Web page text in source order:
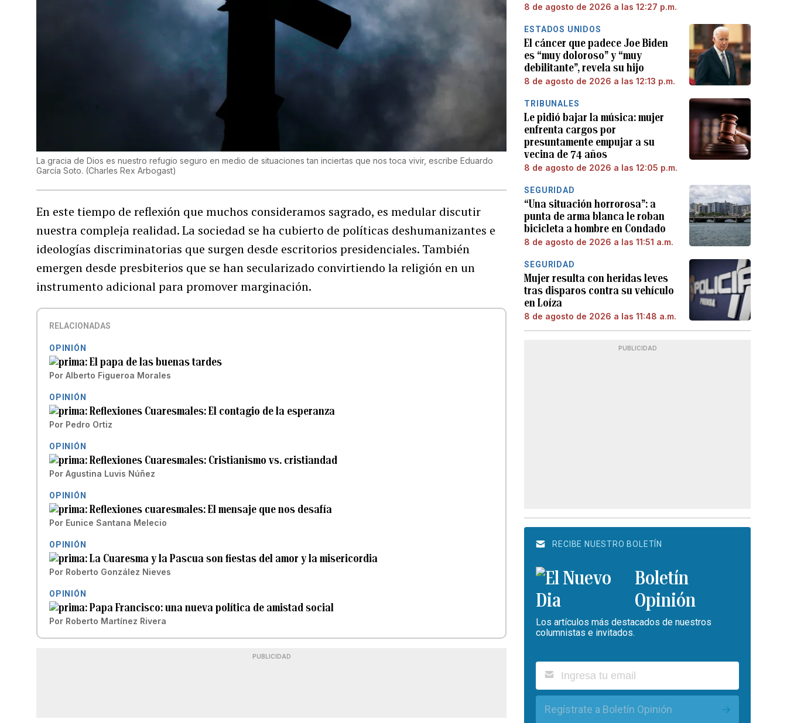
La gracia de Dios es nuestro refugio seguro en medio de situaciones tan inciertas que nos toca vivir, escribe Eduardo
García Soto. (Charles Rex Arbogast)
En este tiempo de reflexión que muchos consideramos sagrado, es medular discutir
nuestra compleja realidad. La sociedad se ha cubierto de políticas deshumanizantes e
ideologías discriminatorias que surgen desde escritorios presidenciales. También
emergen desde presbiterios que se han secularizado convirtiendo la religión en un
instrumento adicional para promover marginación.
RELACIONADAS
OPINIÓN
El papa de las buenas tardes
Por Alberto Figueroa Morales
OPINIÓN
Reflexiones Cuaresmales: El contagio de la esperanza
Por Pedro Ortiz
OPINIÓN
Reflexiones Cuaresmales: Cristianismo vs. cristiandad
Por Agustina Luvis Núñez
OPINIÓN
Reflexiones cuaresmales: El mensaje que nos desafía
Por Eunice Santana Melecio
OPINIÓN
La Cuaresma y la Pascua son fiestas del amor y la misericordia
Por Roberto González Nieves
OPINIÓN
Papa Francisco: una nueva política de amistad social
Por Roberto Martínez Rivera
PUBLICIDAD
8 de agosto de 2026 a las 12:27 p.m.
ESTADOS UNIDOS
El cáncer que padece Joe Biden
es “muy doloroso” y “muy
debilitante”, revela su hijo
8 de agosto de 2026 a las 12:13 p.m.
TRIBUNALES
Le pidió bajar la música: mujer
enfrenta cargos por
presuntamente empujar a su
vecina de 74 años
8 de agosto de 2026 a las 12:05 p.m.
SEGURIDAD
“Una situación horrorosa”: a
punta de arma blanca le roban
bicicleta a hombre en Condado
8 de agosto de 2026 a las 11:51 a.m.
SEGURIDAD
Mujer resulta con heridas leves
tras disparos contra su vehículo
en Loíza
8 de agosto de 2026 a las 11:48 a.m.
PUBLICIDAD
RECIBE NUESTRO BOLETÍN
Boletín
Opinión
Los artículos más destacados de nuestros
columnistas e invitados.
Regístrate a Boletín Opinión